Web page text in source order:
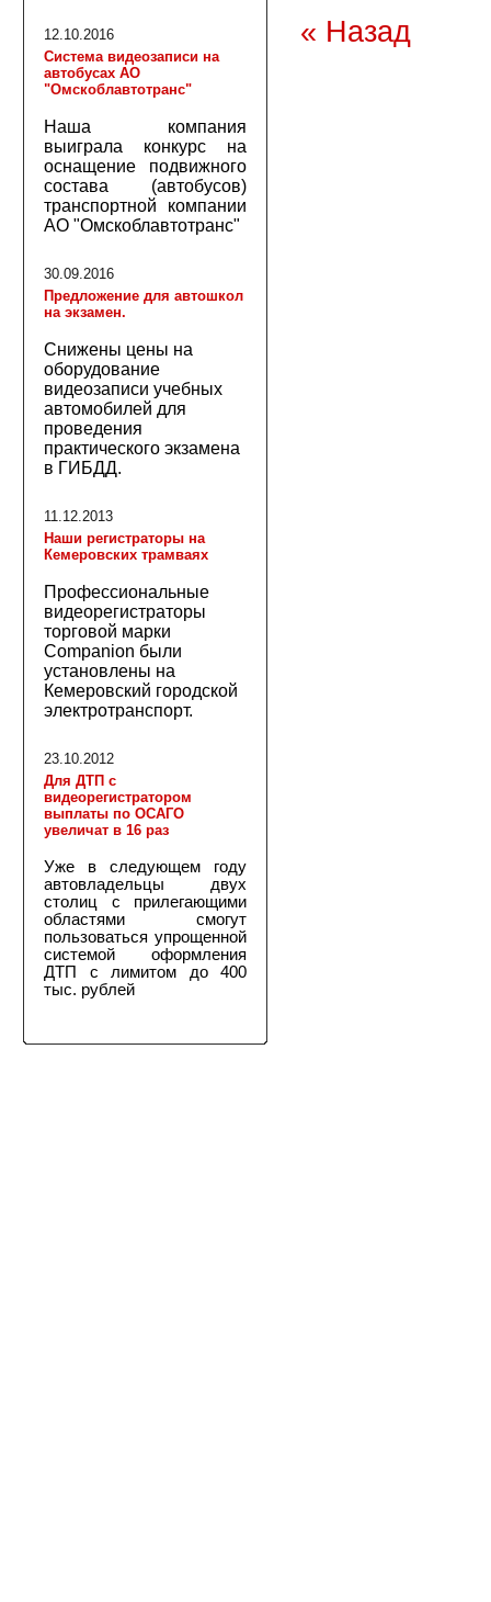
12.10.2016
Система видеозаписи на
автобусах АО
"Омскоблавтотранс"
Наша компания
выиграла конкурс на
оснащение подвижного
состава (автобусов)
транспортной компании
АО "Омскоблавтотранс"
30.09.2016
Предложение для автошкол
на экзамен.
Снижены цены на
оборудование
видеозаписи учебных
автомобилей для
проведения
практического экзамена
в ГИБДД.
11.12.2013
Наши регистраторы на
Кемеровских трамваях
Профессиональные
видеорегистраторы
торговой марки
Companion были
установлены на
Кемеровский городской
электротранспорт.
23.10.2012
Для ДТП с
видеорегистратором
выплаты по ОСАГО
увеличат в 16 раз
Уже в следующем году
автовладельцы двух
столиц с прилегающими
областями смогут
пользоваться упрощенной
системой оформления
ДТП с лимитом до 400
тыс. рублей
« Назад